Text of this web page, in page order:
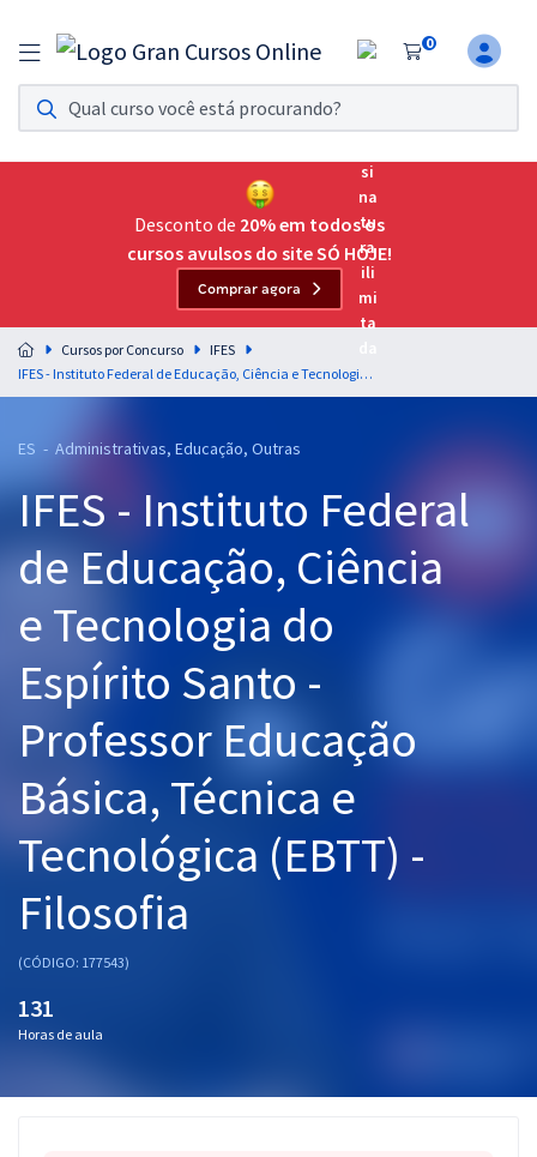
0
Assinatura Ilimitada 11
Acesso a todos os cursos. Teste grátis por 7 dias!
Assinatura OAB Até Passar
Acesso ilimitado a toda preparação para o Exame da
Residências Multiprofissionais
Preparação completa e intensiva para as principais
residências em saúde do Brasil
Cursos 20% OFF
Pós
Graduação
OAB
Mentorias
Questões grátis
Conteúdo gratuito
Aprovados
Desconto de 20% em todos os
cursos avulsos do site SÓ HOJE!
Comprar agora
Cursos por Concurso
IFES
IFES - Instituto Federal de Educação, Ciência e Tecnologia do Espírito Santo - Professor Educação Básica, Técnica e Tecnológica (EBTT) - Filosofia
ES - Administrativas, Educação, Outras
IFES - Instituto Federal
de Educação, Ciência
e Tecnologia do
Espírito Santo -
Professor Educação
Básica, Técnica e
Tecnológica (EBTT) -
Filosofia
(CÓDIGO: 177543)
131
Horas de aula